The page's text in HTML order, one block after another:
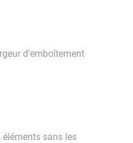
d'emboîtement
éléments sans les